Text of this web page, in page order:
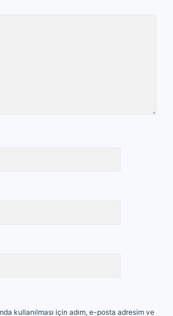
kullanılması için adım, e-posta adresim ve